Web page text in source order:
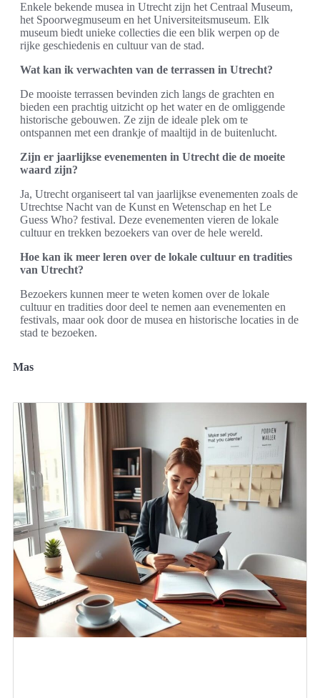
Enkele bekende musea in Utrecht zijn het Centraal Museum,
het Spoorwegmuseum en het Universiteitsmuseum. Elk
museum biedt unieke collecties die een blik werpen op de
rijke geschiedenis en cultuur van de stad.
Wat kan ik verwachten van de terrassen in Utrecht?
De mooiste terrassen bevinden zich langs de grachten en
bieden een prachtig uitzicht op het water en de omliggende
historische gebouwen. Ze zijn de ideale plek om te
ontspannen met een drankje of maaltijd in de buitenlucht.
Zijn er jaarlijkse evenementen in Utrecht die de moeite
waard zijn?
Ja, Utrecht organiseert tal van jaarlijkse evenementen zoals de
Utrechtse Nacht van de Kunst en Wetenschap en het Le
Guess Who? festival. Deze evenementen vieren de lokale
cultuur en trekken bezoekers van over de hele wereld.
Hoe kan ik meer leren over de lokale cultuur en tradities
van Utrecht?
Bezoekers kunnen meer te weten komen over de lokale
cultuur en tradities door deel te nemen aan evenementen en
festivals, maar ook door de musea en historische locaties in de
stad te bezoeken.
Mas